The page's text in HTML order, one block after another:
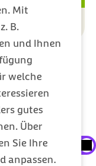
Mit
B.
und Ihnen
welche
gutes
Über
Sie Ihre
anpassen.
bereits
Plattform